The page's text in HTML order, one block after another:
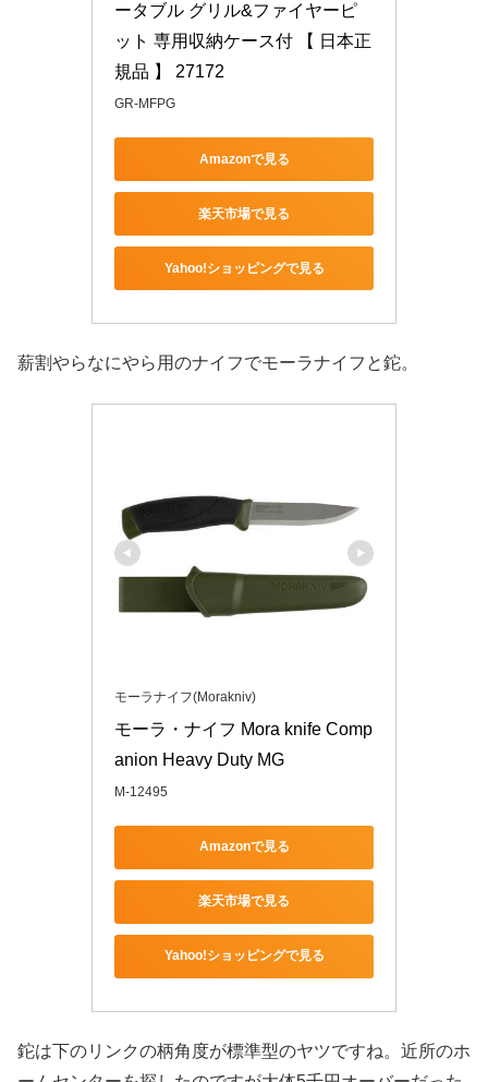
ータブル グリル&ファイヤーピ
ット 専用収納ケース付 【 日本正
規品 】 27172
GR-MFPG
Amazonで見る
楽天市場で見る
Yahoo!ショッピングで見る
薪割やらなにやら用のナイフでモーラナイフと鉈。
モーラナイフ(Morakniv)
モーラ・ナイフ Mora knife Comp
anion Heavy Duty MG
M-12495
Amazonで見る
楽天市場で見る
Yahoo!ショッピングで見る
鉈は下のリンクの柄角度が標準型のヤツですね。近所のホ